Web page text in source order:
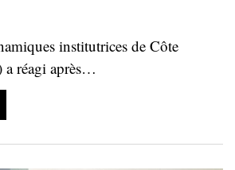
institutrices de Côte
réagi après…